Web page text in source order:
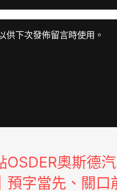
供下次發佈留言時使用。
OSDER奧斯德
預字當先、關口